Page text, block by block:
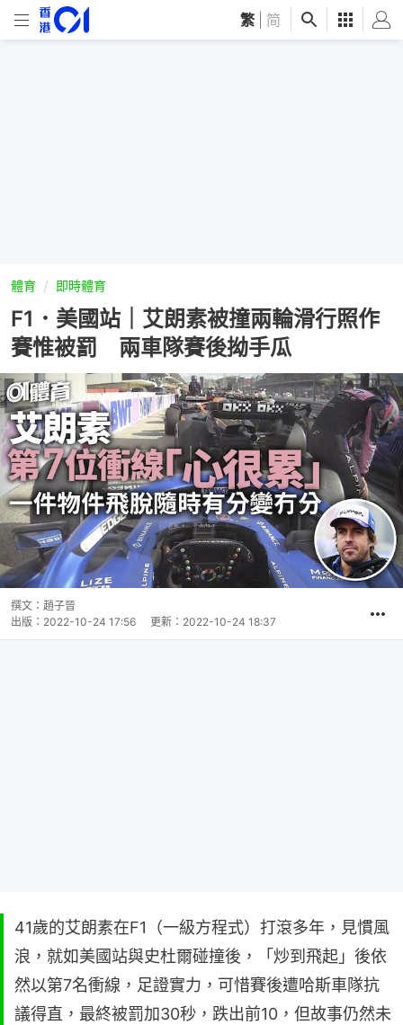
繁 简
體育 即時體育
F1．美國站｜艾朗素被撞兩輪滑行照作
賽惟被罰 兩車隊賽後拗手瓜
撰文： 趙子晉
出版： 2022-10-24 17:56 更新： 2022-10-24 18:37
41歲的艾朗素在F1（一級方程式）打滾多年，見慣風
浪，就如美國站與史杜爾碰撞後，「炒到飛起」後依
然以第7名衝線，足證實力，可惜賽後遭哈斯車隊抗
議得直，最終被罰加30秒，跌出前10，但故事仍然未